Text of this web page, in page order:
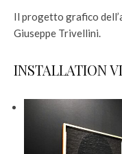
Il progetto grafico
Giuseppe Trivellini.
INSTALLATION